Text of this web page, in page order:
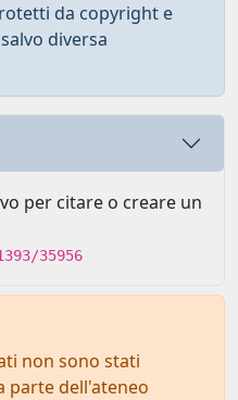
da copyright e
diversa
per citare o creare un
35956
non sono stati
parte dell'ateneo